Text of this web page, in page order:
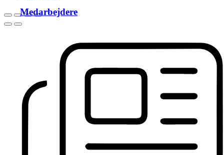
Medarbejdere